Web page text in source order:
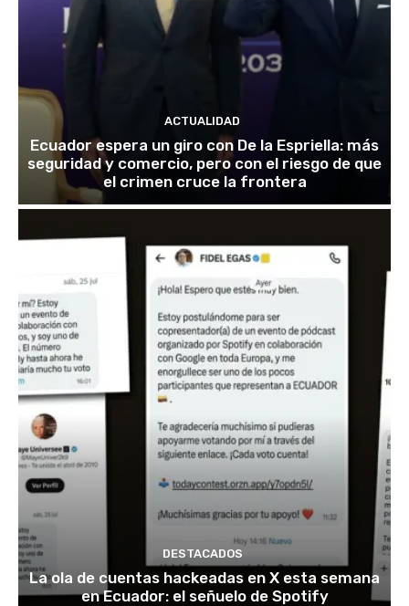
ACTUALIDAD
Ecuador espera un giro con De la Espriella: más
seguridad y comercio, pero con el riesgo de que
el crimen cruce la frontera
DESTACADOS
La ola de cuentas hackeadas en X esta semana
en Ecuador: el señuelo de Spotify